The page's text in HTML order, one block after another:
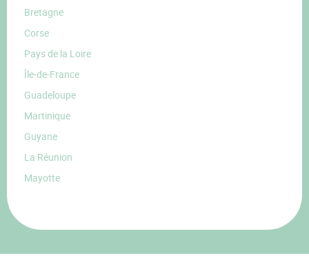
Bretagne
Corse
Pays de la Loire
Île-de-France
Guadeloupe
Martinique
Guyane
La Réunion
Mayotte